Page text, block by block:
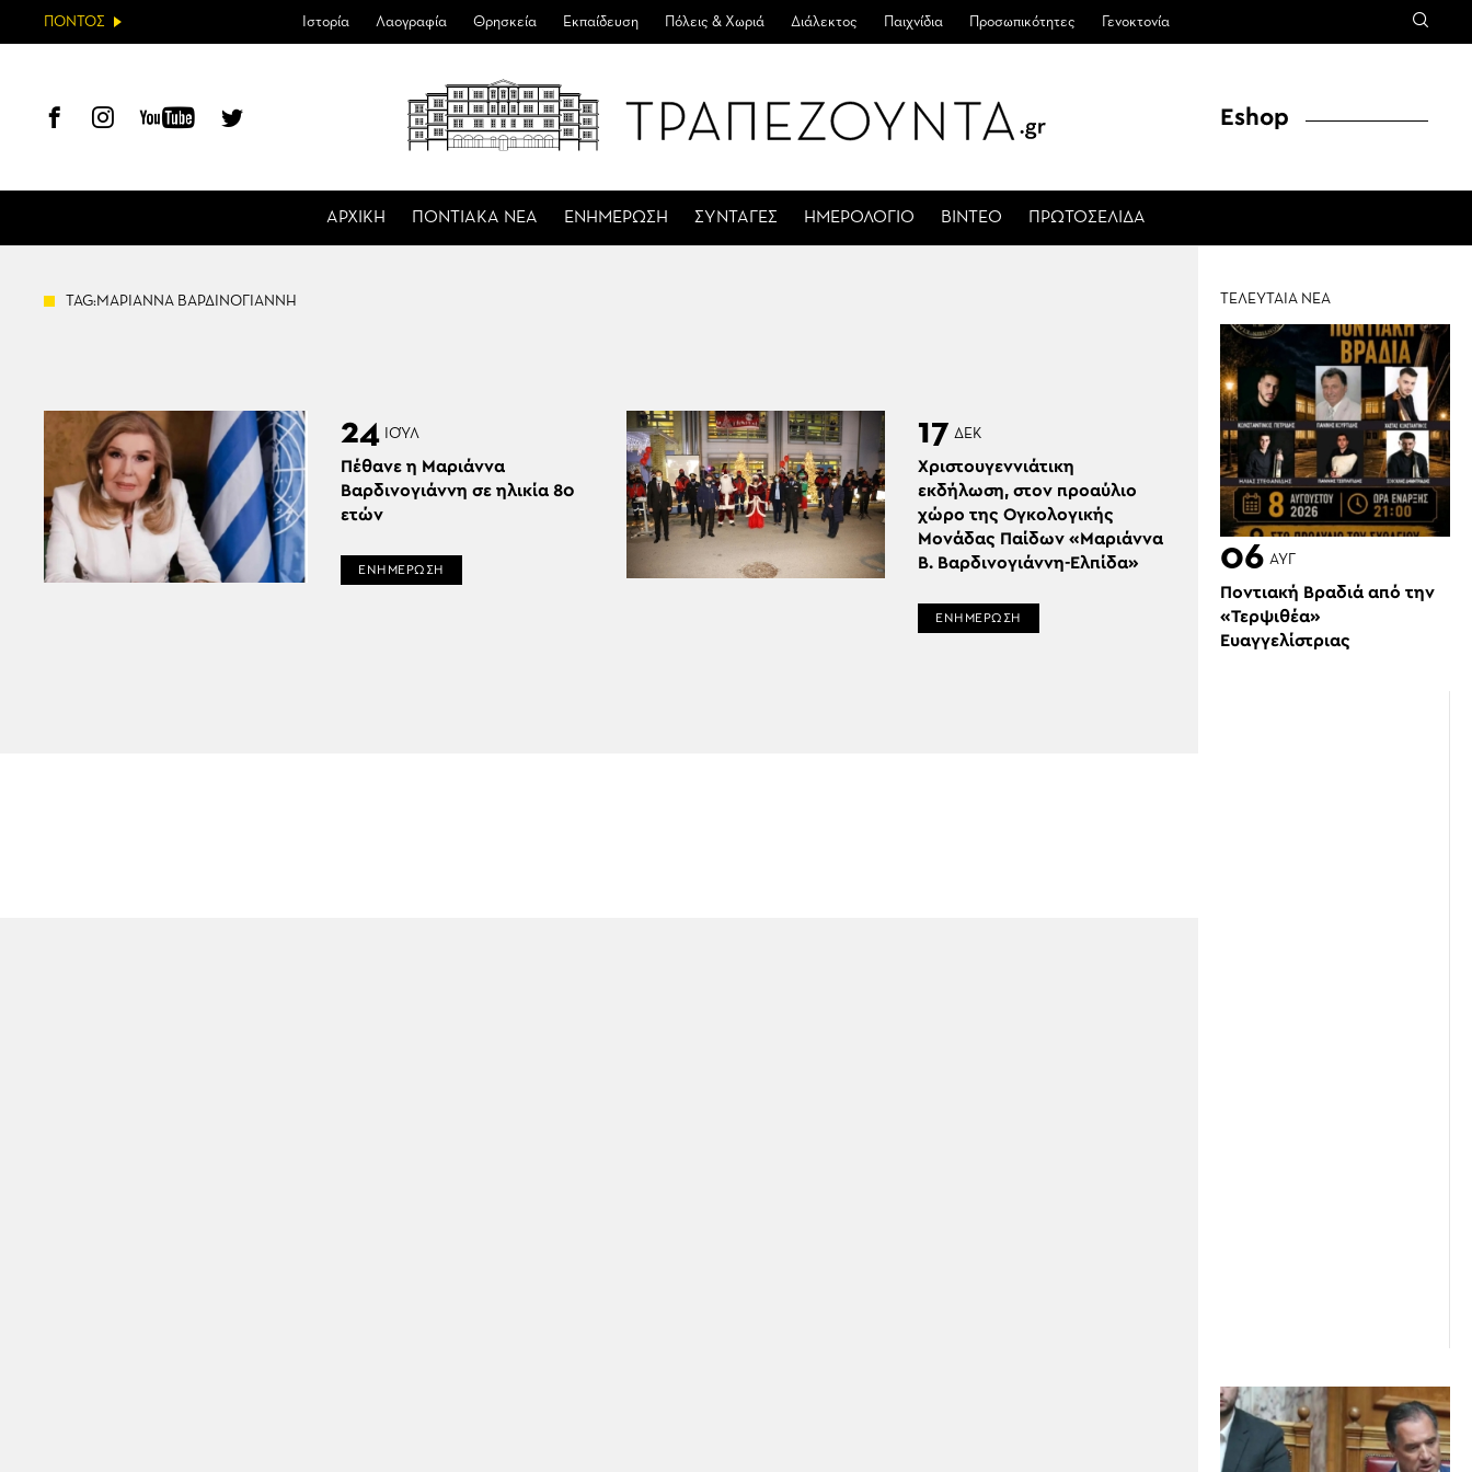
ΠΟΝΤΟΣ Ιστορία Λαογραφία Θρησκεία Εκπαίδευση Πόλεις & Χωριά Διάλεκτος Παιχνίδια Προσωπικότητες Γενοκτονία
ΑΡΧΙΚΗ ΠΟΝΤΙΑΚΑ ΝΕΑ ΕΝΗΜΕΡΩΣΗ ΣΥΝΤΑΓΕΣ ΗΜΕΡΟΛΟΓΙΟ ΒΙΝΤΕΟ ΠΡΩΤΟΣΕΛΙΔΑ
Eshop
TAG:ΜΑΡΙΑΝΝΑ ΒΑΡΔΙΝΟΓΙΑΝΝΗ
24 ΙΟΎΛ
Πέθανε η Μαριάννα
Βαρδινογιάννη σε ηλικία 80
ετών
ΕΝΗΜΕΡΩΣΗ
17 ΔΕΚ
Χριστουγεννιάτικη
εκδήλωση, στον προαύλιο
χώρο της Ογκολογικής
Μονάδας Παίδων «Μαριάννα
Β. Βαρδινογιάννη-Ελπίδα»
ΕΝΗΜΕΡΩΣΗ
ΤΕΛΕΥΤΑΙΑ ΝΕΑ
06 ΑΥΓ
Ποντιακή Βραδιά από την
«Τερψιθέα»
Ευαγγελίστριας